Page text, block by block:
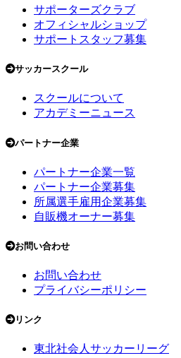
サポーターズクラブ
オフィシャルショップ
サポートスタッフ募集
サッカースクール
スクールについて
アカデミーニュース
パートナー企業
パートナー企業一覧
パートナー企業募集
所属選手雇用企業募集
自販機オーナー募集
お問い合わせ
お問い合わせ
プライバシーポリシー
リンク
東北社会人サッカーリーグ